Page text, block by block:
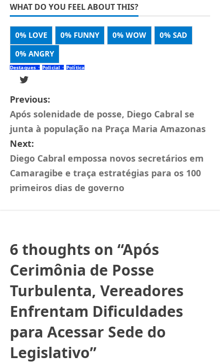
WHAT DO YOU FEEL ABOUT THIS?
0% LOVE 0% FUNNY 0% WOW 0% SAD
0% ANGRY
Destaques Policial Política
Previous:
Após solenidade de posse, Diego Cabral se
junta à população na Praça Maria Amazonas
Next:
Diego Cabral empossa novos secretários em
Camaragibe e traça estratégias para os 100
primeiros dias de governo
6 thoughts on “Após
Cerimônia de Posse
Turbulenta, Vereadores
Enfrentam Dificuldades
para Acessar Sede do
Legislativo”